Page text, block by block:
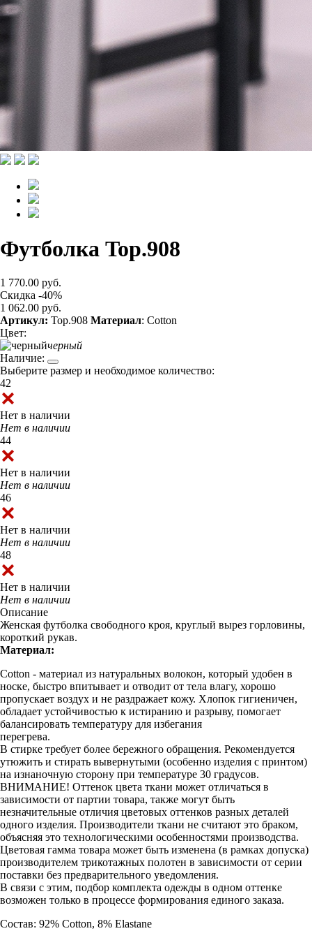
Футболка Top.908
1 770.00 руб.
Скидка -40%
1 062.00 руб.
Артикул: Top.908 Материал: Cotton
Цвет:
черный
Наличие:
Выберите размер и необходимое количество:
42
Нет в наличии
Нет в наличии
44
Нет в наличии
Нет в наличии
46
Нет в наличии
Нет в наличии
48
Нет в наличии
Нет в наличии
Описание
Женская футболка свободного кроя, круглый вырез горловины,
короткий рукав.
Материал:
Cotton - материал из натуральных волокон, который удобен в
носке, быстро впитывает и отводит от тела влагу, хорошо
пропускает воздух и не раздражает кожу. Хлопок гигиеничен,
обладает устойчивостью к истиранию и разрыву, помогает
балансировать температуру для избегания
перегрева.
В стирке требует более бережного обращения. Рекомендуется
утюжить и стирать вывернутыми (особенно изделия с принтом)
на изнаночную сторону при температуре 30 градусов.
ВНИМАНИЕ! Оттенок цвета ткани может отличаться в
зависимости от партии товара, также могут быть
незначительные отличия цветовых оттенков разных деталей
одного изделия. Производители ткани не считают это браком,
объясняя это технологическими особенностями производства.
Цветовая гамма товара может быть изменена (в рамках допуска)
производителем трикотажных полотен в зависимости от серии
поставки без предварительного уведомления.
В связи с этим, подбор комплекта одежды в одном оттенке
возможен только в процессе формирования единого заказа.
Состав: 92% Cotton, 8% Elastane